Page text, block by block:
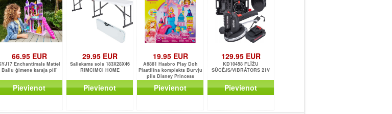
66.95 EUR
Enchantimals Mattel
Ballu ģimene karaļa pilī
Pievienot
29.95 EUR
Saliekams sols 183X28X46
RIMCIMCI HOME
Pievienot
19.95 EUR
A6881 Hasbro Play Doh
Plastilīna komplekts Burvju
pils Disney Princess
Pievienot
129.95 EUR
KD10458 FLĪŽU
SŪCĒJS/VIBRĀTORS 21V
Pievienot